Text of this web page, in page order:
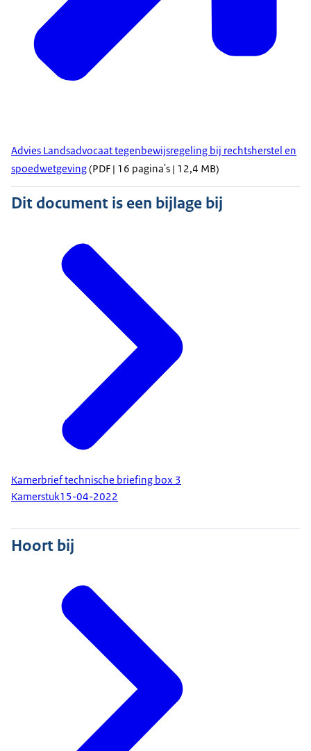
Advies Landsadvocaat tegenbewijsregeling bij rechtsherstel en
spoedwetgeving(PDF | 16 pagina's | 12,4 MB)
Dit document is een bijlage bij
Kamerbrief technische briefing box 3
Kamerstuk15-04-2022
Hoort bij